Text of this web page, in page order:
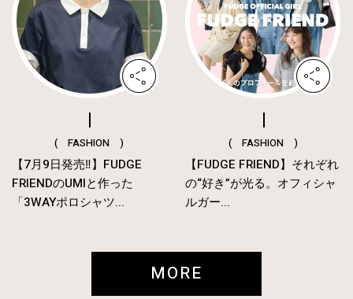
( FASHION )
【7月9日発売‼︎】FUDGE
FRIENDのUMIと作った
「3WAYポロシャツ...
( FASHION )
【FUDGE FRIEND】それぞれ
の“好き”が光る。オフィシャ
ルガー...
MORE